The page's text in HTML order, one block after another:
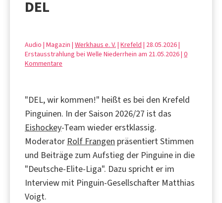
DEL
Audio | Magazin | Werkhaus e. V. | Krefeld | 28.05.2026 |
Erstausstrahlung bei Welle Niederrhein am 21.05.2026 | 0
Kommentare
"DEL, wir kommen!" heißt es bei den Krefeld
Pinguinen. In der Saison 2026/27 ist das
Eishockey-Team wieder erstklassig.
Moderator Rolf Frangen präsentiert Stimmen
und Beiträge zum Aufstieg der Pinguine in die
"Deutsche-Elite-Liga". Dazu spricht er im
Interview mit Pinguin-Gesellschafter Matthias
Voigt.